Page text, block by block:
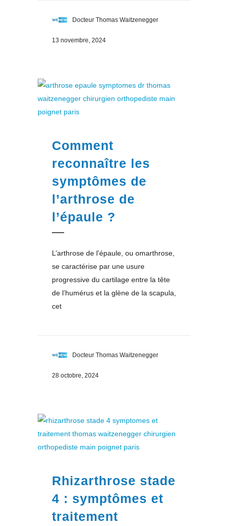
Docteur Thomas Waitzenegger
13 novembre, 2024
Comment
reconnaître les
symptômes de
l’arthrose de
l’épaule ?
L’arthrose de l’épaule, ou omarthrose,
se caractérise par une usure
progressive du cartilage entre la tête
de l’humérus et la glène de la scapula,
cet
Docteur Thomas Waitzenegger
28 octobre, 2024
Rhizarthrose stade
4 : symptômes et
traitement